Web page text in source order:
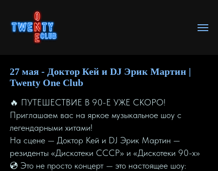
27 мая - Доктор Кей и DJ Эрик Мартин |
Twenty One Club
🔥 ПУТЕШЕСТВИЕ В 90-Е УЖЕ СКОРО!
Приглашаем вас на яркое музыкальное шоу с
легендарными хитами!
На сцене — Доктор Кей и DJ Эрик Мартин —
резиденты «Дискотеки СССР» и «Дискотеки 90-х»
💿 Это не просто концерт — это настоящее шоу: